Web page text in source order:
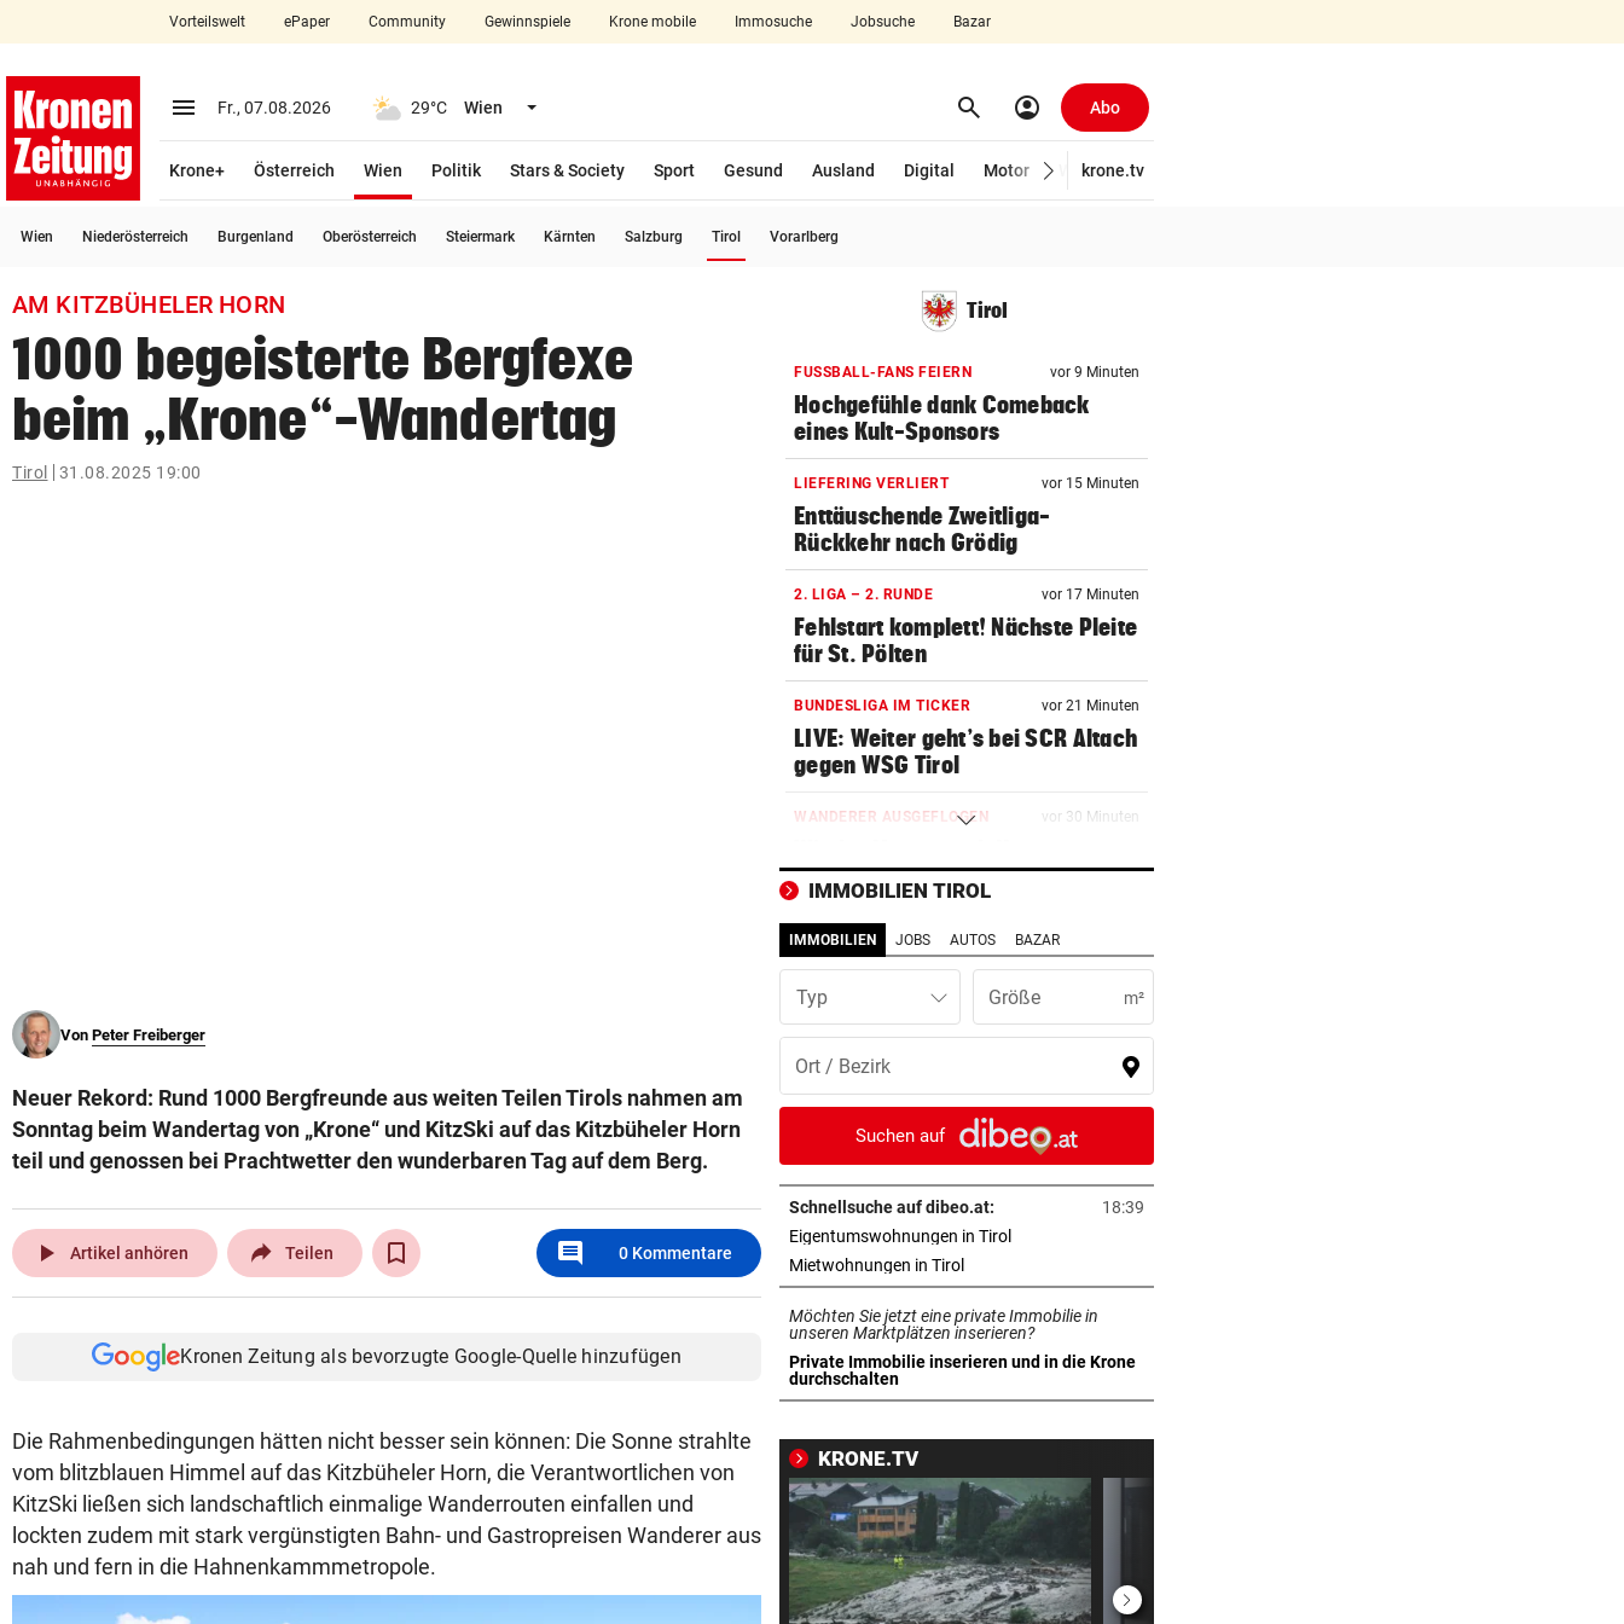
closeSchließen
account_circle Anmelden
arrow_right
bookmark
search
Suchbegriff
eingeben
Vorteilswelt ePaper Community Gewinnspiele Krone mobile Immosuche Jobsuche Bazar
menu Menü aufklappen
Fr., 07.08.2026 29°C Wien Menü aufklappen search Suchen
account_circle Abo
Krone+ Österreich Wien
Politik
Stars & Society Sport Gesund Ausland Digital Motor Wirtschaft
krone.tv
Wien Niederösterreich Burgenland Oberösterreich Steiermark Kärnten Salzburg Tirol Vorarlberg
AM KITZBÜHELER HORN
1000 begeisterte Bergfexe
beim „Krone“-Wandertag
Tirol 31.08.2025 19:00
Von Peter Freiberger
Neuer Rekord: Rund 1000 Bergfreunde aus weiten Teilen Tirols nahmen am
Sonntag beim Wandertag von „Krone“ und KitzSki auf das Kitzbüheler Horn
teil und genossen bei Prachtwetter den wunderbaren Tag auf dem Berg.
play_arrow Artikel anhören Teilen comment 0 Kommentare
Kronen Zeitung als bevorzugte Google-Quelle hinzufügen
Die Rahmenbedingungen hätten nicht besser sein können: Die Sonne strahlte
vom blitzblauen Himmel auf das Kitzbüheler Horn, die Verantwortlichen von
KitzSki ließen sich landschaftlich einmalige Wanderrouten einfallen und
lockten zudem mit stark vergünstigten Bahn- und Gastropreisen Wanderer aus
nah und fern in die Hahnenkammmetropole.
Tirol
FUSSBALL-FANS FEIERN vor 9 Minuten
Hochgefühle dank Comeback
eines Kult-Sponsors
LIEFERING VERLIERT vor 15 Minuten
Enttäuschende Zweitliga-
Rückkehr nach Grödig
2. LIGA – 2. RUNDE vor 17 Minuten
Fehlstart komplett! Nächste Pleite
für St. Pölten
BUNDESLIGA IM TICKER vor 21 Minuten
LIVE: Weiter geht’s bei SCR Altach
gegen WSG Tirol
WANDERER AUSGEFLOGEN vor 30 Minuten
Dramatik im Valser Tal
IN GREENSBORO
Straka verpasst bei PGA-Turnier
den Cut vorzeitig
SCHRIEB WM-GESCHICHTE vor 44 Minuten
Bayern kassiert Millionen – dank
Transfer-Clou
vor 44 Minuten
Spider-Man im BMW-Cockpit ruft
Anwalt auf den Plan
TROTZ ENTSCHULDIGUNG
Sager wirkt nach: Mütter-
Aufstand gegen Kanzler
SCHLÜSSEL IM PKW vor einer Stunde
Dreijähriger Bub wurde aus
„BACKROOMS“ vor einer Stunde
Regiestar: „Jeder will von mir ein
Erfolgsrezept“
BEI WOLFURTTROPHY vor einer Stunde
IMMOBILIEN TIROL
IMMOBILIEN JOBS AUTOS BAZAR
Typ m²
Suchen auf
Schnellsuche auf dibeo.at:
18:39
Eigentumswohnungen in Tirolin neuem Tab öffnen
Mietwohnungen in Tirolin neuem Tab öffnen
Möchten Sie jetzt eine private Immobilie in
unseren Marktplätzen inserieren?
Private Immobilie inserieren und in die Krone
durchschalten
in neuem Tab öffnen
KRONE.TV